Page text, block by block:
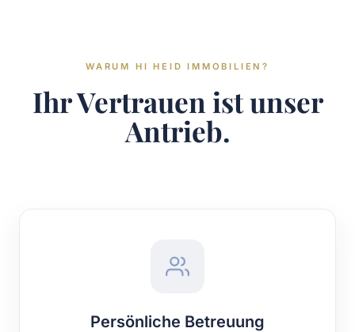
WARUM HI HEID IMMOBILIEN?
Ihr Vertrauen ist unser
Antrieb.
Persönliche Betreuung